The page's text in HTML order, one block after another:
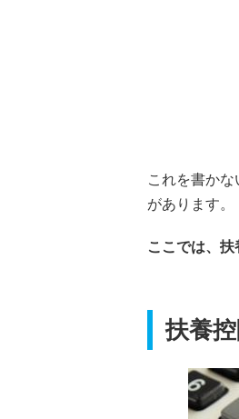
これを書か
があります。
ここでは、扶
扶養